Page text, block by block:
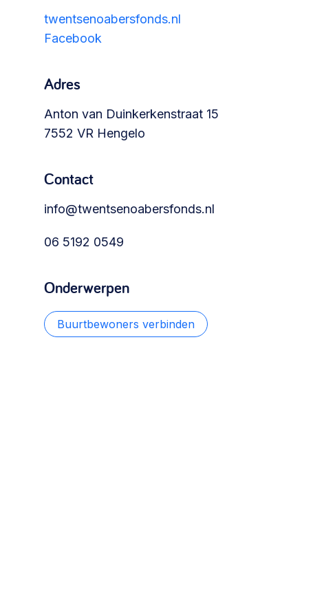
Meebeslissen
democratie >
twentsenoabersfonds.nl
Facebook
Adres
Anton van Duinkerkenstraat 15
7552 VR Hengelo
Contact
info@twentsenoabersfonds.nl
06 5192 0549
Onderwerpen
Buurtbewoners verbinden